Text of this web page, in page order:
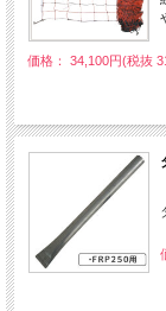
価格： 34,100円(税抜